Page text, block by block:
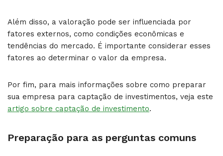
Além disso, a valoração pode ser influenciada por
fatores externos, como condições econômicas e
tendências do mercado. É importante considerar esses
fatores ao determinar o valor da empresa.
Por fim, para mais informações sobre como preparar
sua empresa para captação de investimentos, veja este
artigo sobre captação de investimento.
Preparação para as perguntas comuns